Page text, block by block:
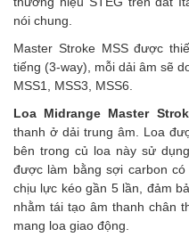
nói chung.
Master Stroke MSS được
tiếng (3-way), mỗi dải âm sẽ
MSS1, MSS3, MSS6.
Loa Midrange Master
thanh ở dải trung âm. Loa
bên trong củ loa này sử
được làm bằng sợi carbon
chịu lực kéo gần 5 lần, đảm
nhằm tái tạo âm thanh chân
mang loa giao động.